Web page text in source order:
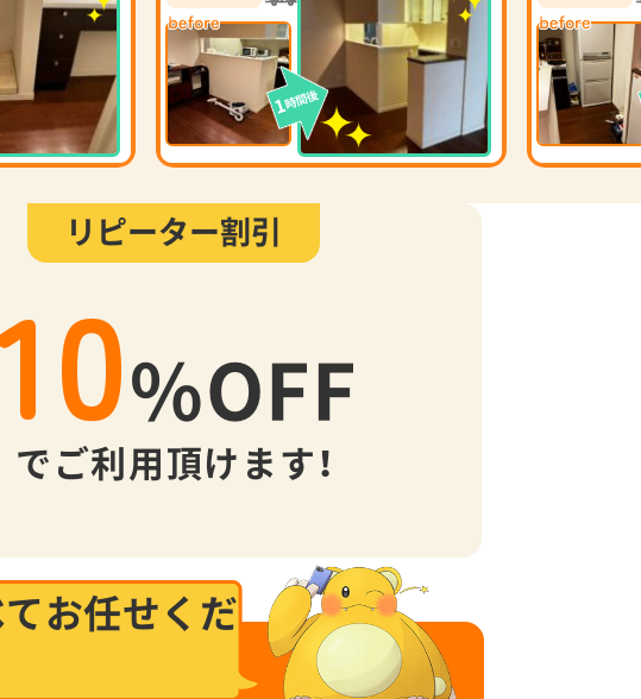
1時間後
リピーター割引
%OFF
でご利用頂けます！
お任せくだ